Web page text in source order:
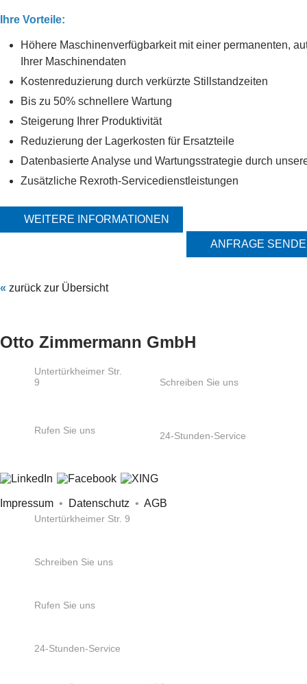
Ihre Vorteile:
Höhere Maschinenverfügbarkeit mit einer permanenten,
Ihrer Maschinendaten
Kostenreduzierung durch verkürzte Stillstandzeiten
Bis zu 50% schnellere Wartung
Steigerung Ihrer Produktivität
Reduzierung der Lagerkosten für Ersatzteile
Datenbasierte Analyse und Wartungsstrategie durch
Zusätzliche Rexroth-Servicedienstleistungen
WEITERE INFORMATIONEN
ANFRAGE
« zurück zur Übersicht
Otto Zimmermann GmbH
Untertürkheimer Str.
9
Schreiben Sie uns
Rufen Sie uns 24-Stunden-Service
Impressum • Datenschutz • AGB
Untertürkheimer Str. 9
Schreiben Sie uns
Rufen Sie uns
24-Stunden-Service